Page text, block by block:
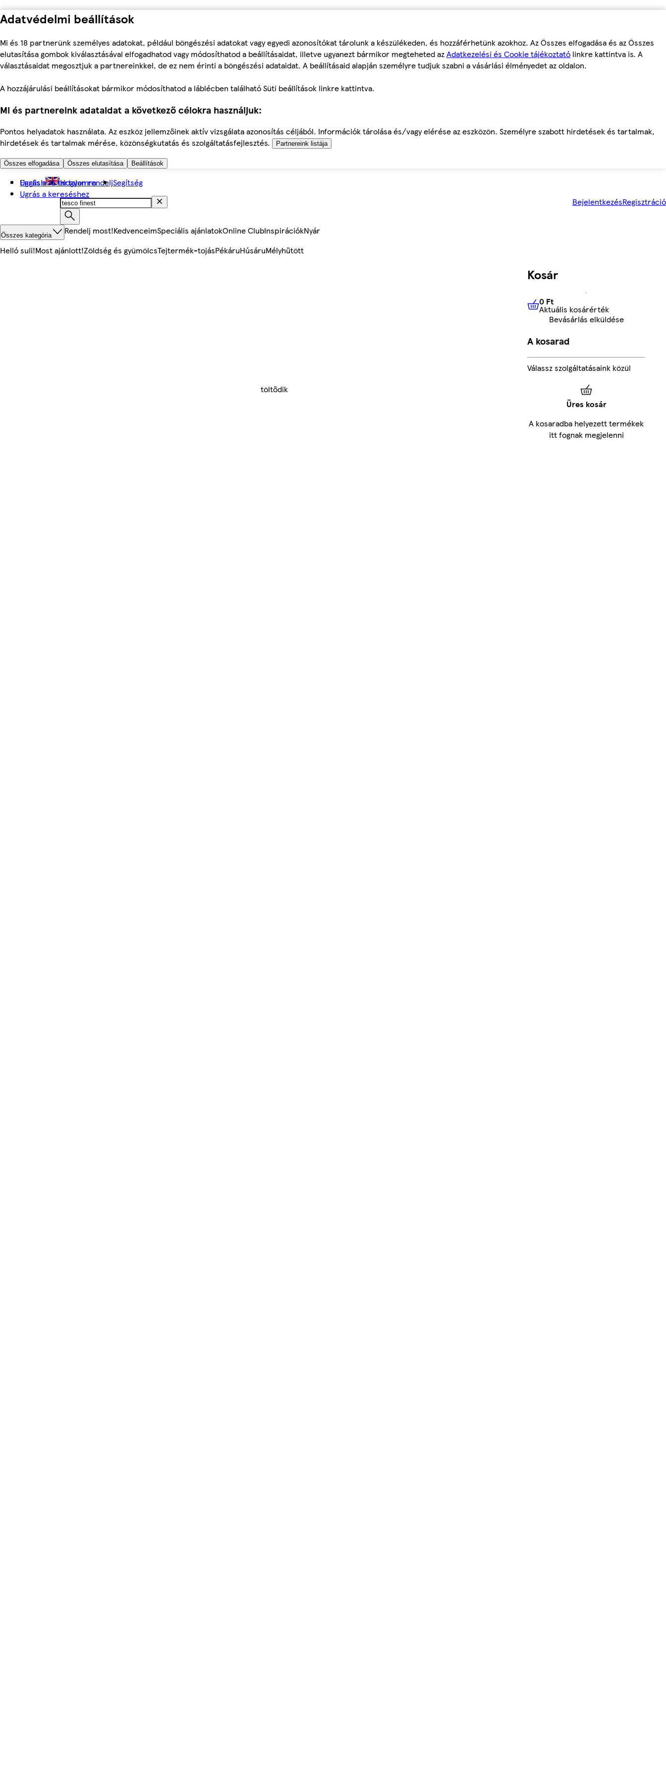
Adatvédelmi beállítások
Mi és 18 partnerünk személyes adatokat, például böngészési adatokat vagy egyedi azonosítókat tárolunk a készülékeden, és hozzáférhetünk azokhoz. Az Összes elfogadása és az Összes
elutasítása gombok kiválasztásával elfogadhatod vagy módosíthatod a beállításaidat, illetve ugyanezt bármikor megteheted azAdatkezelési és Cookie tájékoztató linkre kattintva is. A
választásaidat megosztjuk a partnereinkkel, de ez nem érinti a böngészési adataidat. A beállításaid alapján személyre tudjuk szabni a vásárlási élményedet az oldalon.
A hozzájárulási beállításokat bármikor módosíthatod a láblécben található Süti beállítások linkre kattintva.
Mi és partnereink adataidat a következő célokra használjuk:
Pontos helyadatok használata. Az eszköz jellemzőinek aktív vizsgálata azonosítás céljából. Információk tárolása és/vagy elérése az eszközön. Személyre szabott hirdetések és tartalmak,
hirdetések és tartalmak mérése, közönségkutatás és szolgáltatásfejlesztés.
Partnereink listája
Összes elfogadása Összes elutasítása Beállítások
Ugrás a fő tartalomra
Ugrás a kereséshez
English Hogyan rendeljSegítség
BejelentkezésRegisztráció
Összes kategória Rendelj most!KedvenceimSpeciális ajánlatokOnline ClubInspirációkNyár
Helló suli!Most ajánlott!Zöldség és gyümölcsTejtermék-tojásPékáruHúsáruMélyhűtött
töltődik
Kosár
0 FtAktuális kosárérték
0 Ft
Aktuális kosárérték
Bevásárlás elküldése
A kosarad
Válassz szolgáltatásaink közül
Üres kosár
A kosaradba helyezett termékek
itt fognak megjelenni